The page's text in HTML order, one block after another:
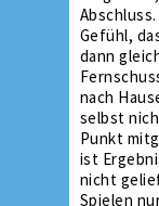
Gefühl,
dann
nach
selbst
Punkt
ist
nicht
Spielen